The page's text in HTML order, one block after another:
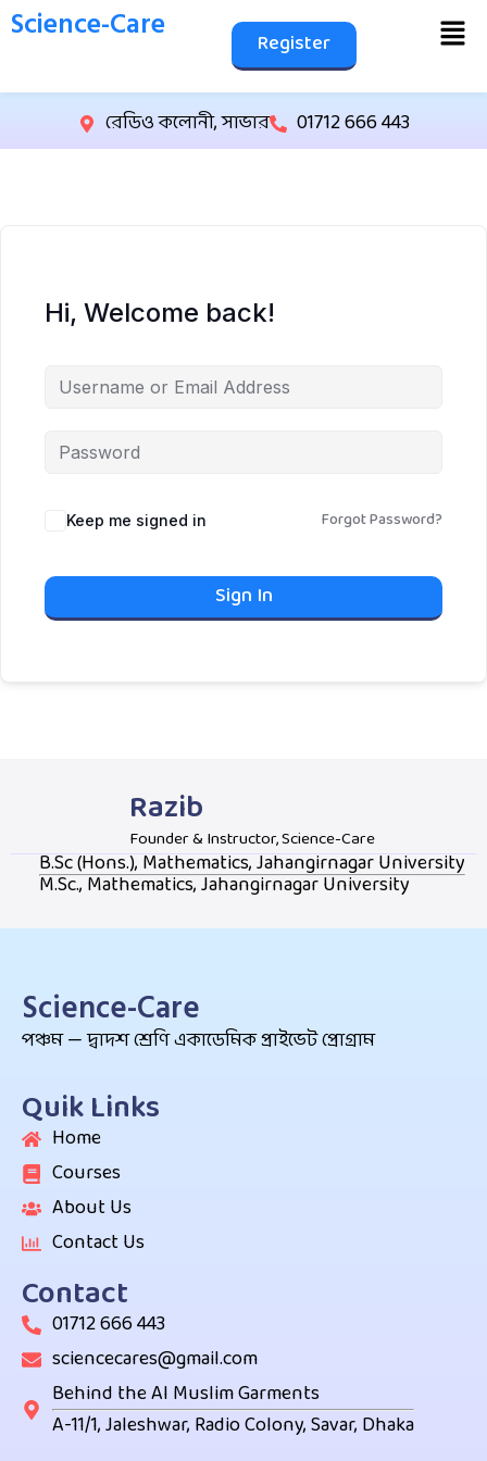
Science-Care Register
রেডিও কলোনী, সাভার 01712 666 443
Hi, Welcome back!
Keep me signed in Forgot Password?
Sign In
Razib
Founder & Instructor, Science-Care
B.Sc (Hons.), Mathematics, Jahangirnagar University
M.Sc., Mathematics, Jahangirnagar University
Science-Care
পঞ্চম — দ্বাদশ শ্রেণি একাডেমিক প্রাইভেট প্রোগ্রাম
Quik Links
Home
Courses
About Us
Contact Us
Contact
01712 666 443
sciencecares@gmail.com
Behind the Al Muslim Garments
A-11/1, Jaleshwar, Radio Colony, Savar, Dhaka